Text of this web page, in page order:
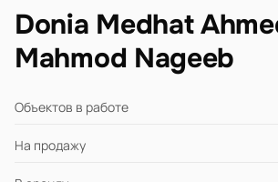
Donia Medhat
Mahmod Nageeb
Объектов в работе
На продажу